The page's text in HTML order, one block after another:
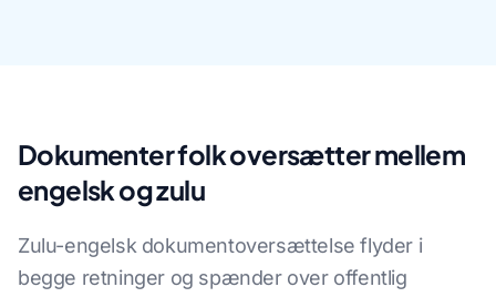
Dokumenter folk oversætter mellem
engelsk og zulu
Zulu-engelsk dokumentoversættelse flyder i
begge retninger og spænder over offentlig